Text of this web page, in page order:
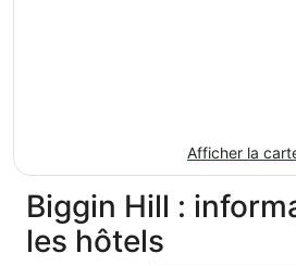
Afficher la
Biggin Hill :
les hôtels